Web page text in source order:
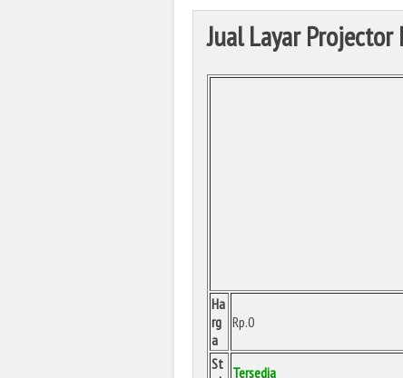
Jual Layar
Ha
rg
a
Rp.0
St Tersedia